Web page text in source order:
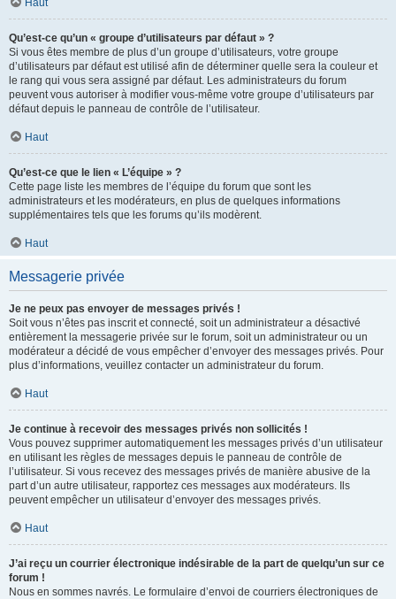
Haut
Qu’est-ce qu’un « groupe d’utilisateurs par défaut » ?
Si vous êtes membre de plus d’un groupe d’utilisateurs, votre groupe
d’utilisateurs par défaut est utilisé afin de déterminer quelle sera la couleur et
le rang qui vous sera assigné par défaut. Les administrateurs du forum
peuvent vous autoriser à modifier vous-même votre groupe d’utilisateurs par
défaut depuis le panneau de contrôle de l’utilisateur.
Haut
Qu’est-ce que le lien « L’équipe » ?
Cette page liste les membres de l’équipe du forum que sont les
administrateurs et les modérateurs, en plus de quelques informations
supplémentaires tels que les forums qu’ils modèrent.
Haut
Messagerie privée
Je ne peux pas envoyer de messages privés !
Soit vous n’êtes pas inscrit et connecté, soit un administrateur a désactivé
entièrement la messagerie privée sur le forum, soit un administrateur ou un
modérateur a décidé de vous empêcher d’envoyer des messages privés. Pour
plus d’informations, veuillez contacter un administrateur du forum.
Haut
Je continue à recevoir des messages privés non sollicités !
Vous pouvez supprimer automatiquement les messages privés d’un utilisateur
en utilisant les règles de messages depuis le panneau de contrôle de
l’utilisateur. Si vous recevez des messages privés de manière abusive de la
part d’un autre utilisateur, rapportez ces messages aux modérateurs. Ils
peuvent empêcher un utilisateur d’envoyer des messages privés.
Haut
J’ai reçu un courrier électronique indésirable de la part de quelqu’un sur ce
forum !
Nous en sommes navrés. Le formulaire d’envoi de courriers électroniques de